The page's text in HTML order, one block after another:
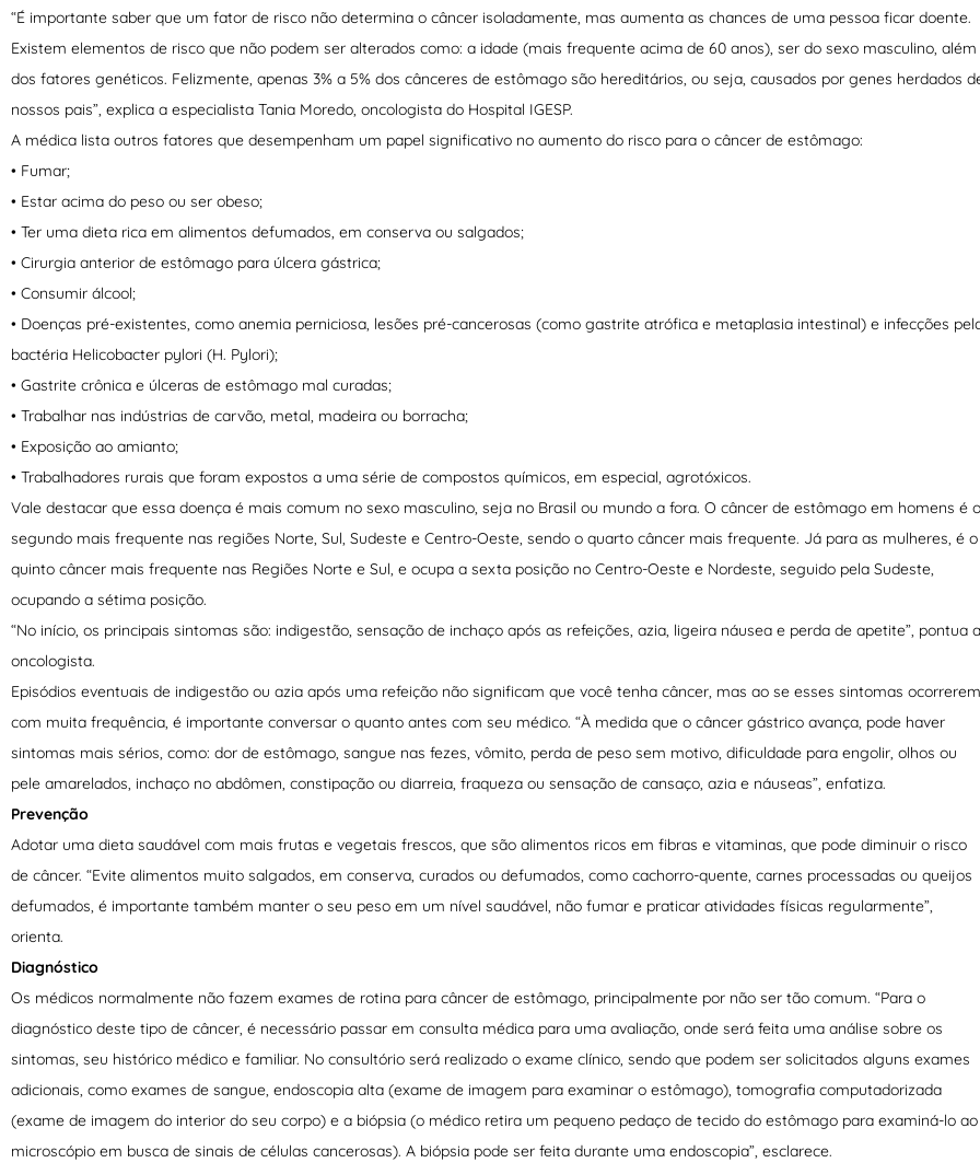
“É importante saber que um fator de risco não determina o câncer isoladamente, mas aumenta as chances de uma pessoa ficar doente.
Existem elementos de risco que não podem ser alterados como: a idade (mais frequente acima de 60 anos), ser do sexo masculino, além
dos fatores genéticos. Felizmente, apenas 3% a 5% dos cânceres de estômago são hereditários, ou seja, causados por genes herdados
nossos pais”, explica a especialista Tania Moredo, oncologista do Hospital IGESP.
A médica lista outros fatores que desempenham um papel significativo no aumento do risco para o câncer de estômago:
• Fumar;
• Estar acima do peso ou ser obeso;
• Ter uma dieta rica em alimentos defumados, em conserva ou salgados;
• Cirurgia anterior de estômago para úlcera gástrica;
• Consumir álcool;
• Doenças pré-existentes, como anemia perniciosa, lesões pré-cancerosas (como gastrite atrófica e metaplasia intestinal) e infecções
bactéria Helicobacter pylori (H. Pylori);
• Gastrite crônica e úlceras de estômago mal curadas;
• Trabalhar nas indústrias de carvão, metal, madeira ou borracha;
• Exposição ao amianto;
• Trabalhadores rurais que foram expostos a uma série de compostos químicos, em especial, agrotóxicos.
Vale destacar que essa doença é mais comum no sexo masculino, seja no Brasil ou mundo a fora. O câncer de estômago em homens é o
segundo mais frequente nas regiões Norte, Sul, Sudeste e Centro-Oeste, sendo o quarto câncer mais frequente. Já para as mulheres, é o
quinto câncer mais frequente nas Regiões Norte e Sul, e ocupa a sexta posição no Centro-Oeste e Nordeste, seguido pela Sudeste,
ocupando a sétima posição.
“No início, os principais sintomas são: indigestão, sensação de inchaço após as refeições, azia, ligeira náusea e perda de apetite”, pontua a
oncologista.
Episódios eventuais de indigestão ou azia após uma refeição não significam que você tenha câncer, mas ao se esses sintomas ocorrerem
com muita frequência, é importante conversar o quanto antes com seu médico. “À medida que o câncer gástrico avança, pode haver
sintomas mais sérios, como: dor de estômago, sangue nas fezes, vômito, perda de peso sem motivo, dificuldade para engolir, olhos ou
pele amarelados, inchaço no abdômen, constipação ou diarreia, fraqueza ou sensação de cansaço, azia e náuseas”, enfatiza.
Prevenção
Adotar uma dieta saudável com mais frutas e vegetais frescos, que são alimentos ricos em fibras e vitaminas, que pode diminuir o risco
de câncer. “Evite alimentos muito salgados, em conserva, curados ou defumados, como cachorro-quente, carnes processadas ou queijos
defumados, é importante também manter o seu peso em um nível saudável, não fumar e praticar atividades físicas regularmente”,
orienta.
Diagnóstico
Os médicos normalmente não fazem exames de rotina para câncer de estômago, principalmente por não ser tão comum. “Para o
diagnóstico deste tipo de câncer, é necessário passar em consulta médica para uma avaliação, onde será feita uma análise sobre os
sintomas, seu histórico médico e familiar. No consultório será realizado o exame clínico, sendo que podem ser solicitados alguns exames
adicionais, como exames de sangue, endoscopia alta (exame de imagem para examinar o estômago), tomografia computadorizada
(exame de imagem do interior do seu corpo) e a biópsia (o médico retira um pequeno pedaço de tecido do estômago para examiná-lo ao
microscópio em busca de sinais de células cancerosas). A biópsia pode ser feita durante uma endoscopia”, esclarece.